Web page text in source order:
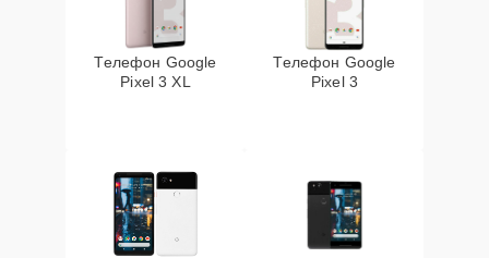
Телефон Google
Pixel 3 XL
Телефон Google
Pixel 3